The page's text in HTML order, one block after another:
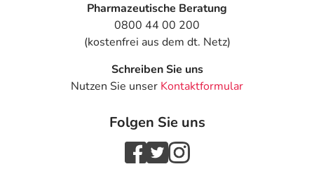
- Gefühl der Betrunkenheit
- Hautwunden
zur Kammer (AV-Block)
- Langsamer Puls (Bradykardie)
- Herzrhythmusstörung mit stark beschleunigtem
Pharmazeutische Beratung
0800 44 00 200
(kostenfrei aus dem dt. Netz)
Schreiben Sie uns
Nutzen Sie unser Kontaktformular
Folgen Sie uns